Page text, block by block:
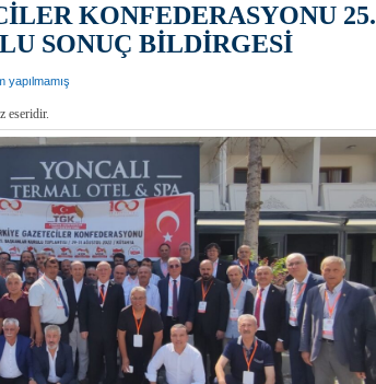
KONFEDERASYONU 25.
SONUÇ BİLDİRGESİ
yapılmamış
eseridir.